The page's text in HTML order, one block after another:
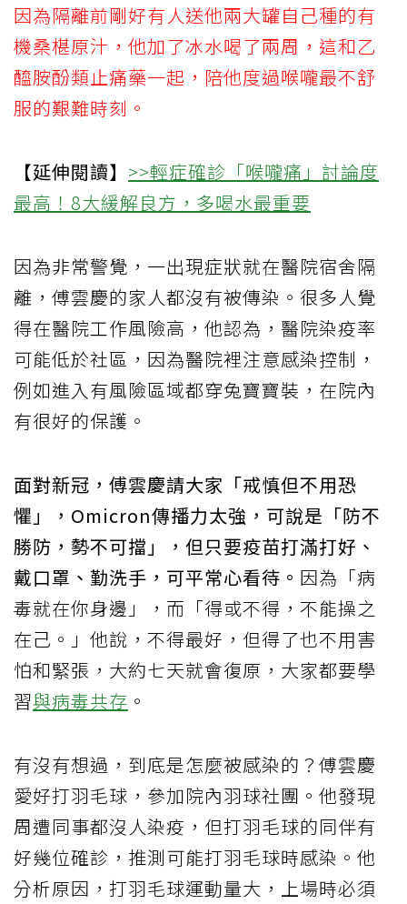
因為隔離前剛好有人送他兩大罐自己種的有
機桑椹原汁，他加了冰水喝了兩周，這和乙
醯胺酚類止痛藥一起，陪他度過喉嚨最不舒
服的艱難時刻。
【延伸閱讀】 >>輕症確診「喉嚨痛」討論度
最高！8大緩解良方，多喝水最重要
因為非常警覺，一出現症狀就在醫院宿舍隔
離，傅雲慶的家人都沒有被傳染。很多人覺
得在醫院工作風險高，他認為，醫院染疫率
可能低於社區，因為醫院裡注意感染控制，
例如進入有風險區域都穿兔寶寶裝，在院內
有很好的保護。
面對新冠，傅雲慶請大家「戒慎但不用恐
懼」，Omicron傳播力太強，可說是「防不
勝防，勢不可擋」，但只要疫苗打滿打好、
戴口罩、勤洗手，可平常心看待。 因為「病
毒就在你身邊」，而「得或不得，不能操之
在己。」他說，不得最好，但得了也不用害
怕和緊張，大約七天就會復原，大家都要學
習與病毒共存 。
有沒有想過，到底是怎麼被感染的？傅雲慶
愛好打羽毛球，參加院內羽球社團。他發現
周遭同事都沒人染疫，但打羽毛球的同伴有
好幾位確診，推測可能打羽毛球時感染。他
分析原因，打羽毛球運動量大，上場時必須